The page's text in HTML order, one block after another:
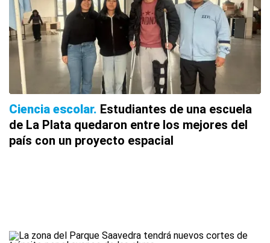
Ciencia escolar Estudiantes de una escuela
de La Plata quedaron entre los mejores del
país con un proyecto espacial